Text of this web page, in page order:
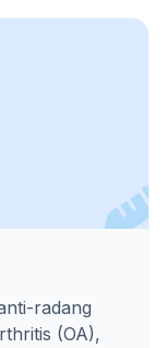
radang
(OA),